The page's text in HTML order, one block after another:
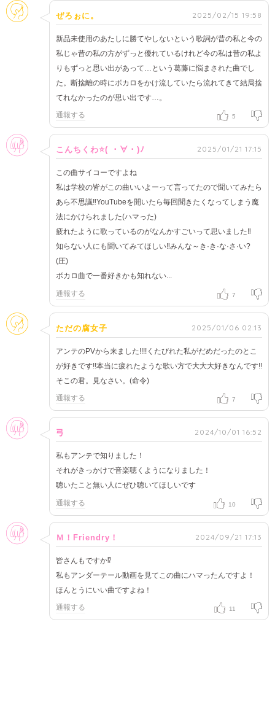
そのほか
ぜろぉに。 2025/02/15 19:58
新品未使用のあたしに勝てやしないという歌詞が昔の私と今の
私じゃ昔の私の方がずっと優れているけれど今の私は昔の私よ
りもずっと思い出があって…という葛藤に悩まされた曲でし
た。断捨離の時にボカロをかけ流していたら流れてきて結局捨
てれなかったのが思い出です…。
通報する 5
女性
こんちくわ⭐( ・∀・)ﾉ 2025/01/21 17:15
この曲サイコーですよね
私は学校の皆がこの曲いいよーって言ってたので聞いてみたら
あら不思議‼YouTubeを開いたら毎回聞きたくなってしまう魔
法にかけられました(ハマった)
疲れたように歌っているのがなんかすごいって思いました‼
知らない人にも聞いてみてほしい‼みんな～き·き·な·さ·い?
(圧)
ボカロ曲で一番好きかも知れない...
通報する 7
そのほか
ただの腐女子 2025/01/06 02:13
アンテのPVから来ました!!!!くたびれた私がだめだったのとこ
が好きです!!本当に疲れたような歌い方で大大大好きなんです!!
そこの君。見なさい。(命令)
通報する 7
女性
弓 2024/10/01 16:52
私もアンテで知りました！
それがきっかけで音楽聴くようになりました！
聴いたこと無い人にぜひ聴いてほしいです
通報する 10
女性
Ｍ！Friendry！ 2024/09/21 17:13
皆さんもですか⁉︎
私もアンダーテール動画を見てこの曲にハマったんですよ！
ほんとうにいい曲ですよね！
通報する 11